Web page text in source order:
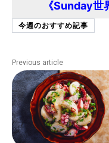
《Sunday世
今週のおすすめ記事
Previous article